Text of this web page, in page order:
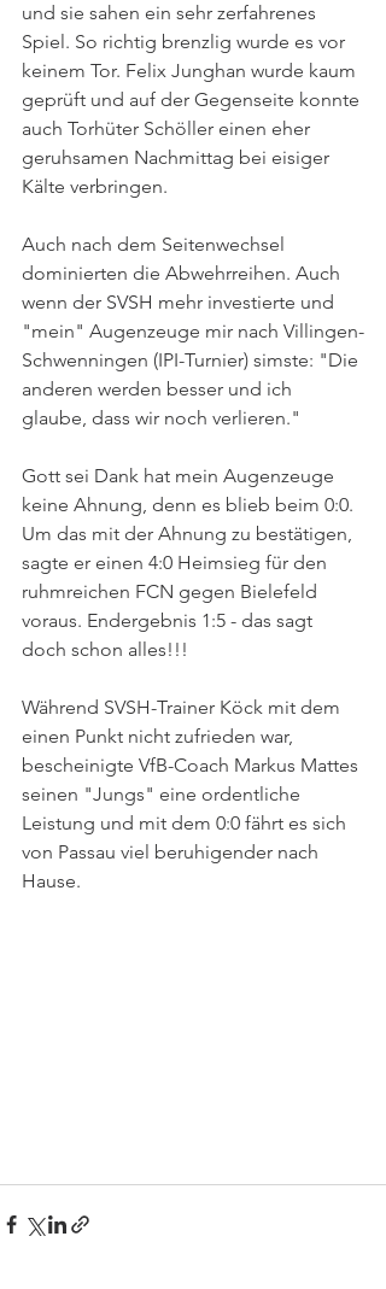
und sie sahen ein sehr zerfahrenes
Spiel. So richtig brenzlig wurde es vor
keinem Tor. Felix Junghan wurde kaum
geprüft und auf der Gegenseite konnte
auch Torhüter Schöller einen eher
geruhsamen Nachmittag bei eisiger
Kälte verbringen.
Auch nach dem Seitenwechsel
dominierten die Abwehrreihen. Auch
wenn der SVSH mehr investierte und
"mein" Augenzeuge mir nach Villingen-
Schwenningen (IPI-Turnier) simste: "Die
anderen werden besser und ich
glaube, dass wir noch verlieren."
Gott sei Dank hat mein Augenzeuge
keine Ahnung, denn es blieb beim 0:0.
Um das mit der Ahnung zu bestätigen,
sagte er einen 4:0 Heimsieg für den
ruhmreichen FCN gegen Bielefeld
voraus. Endergebnis 1:5 - das sagt
doch schon alles!!!
Während SVSH-Trainer Köck mit dem
einen Punkt nicht zufrieden war,
bescheinigte VfB-Coach Markus Mattes
seinen "Jungs" eine ordentliche
Leistung und mit dem 0:0 fährt es sich
von Passau viel beruhigender nach
Hause.